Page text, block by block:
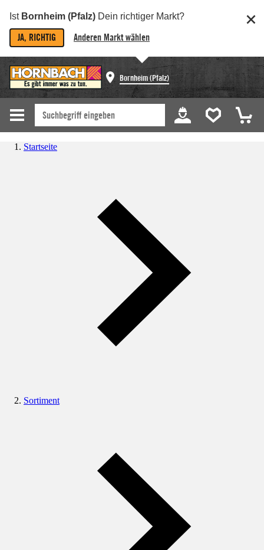
Ist Bornheim (Pfalz) Dein richtiger Markt?
JA, RICHTIG Anderen Markt wählen
Bornheim (Pfalz)
Startseite
Sortiment